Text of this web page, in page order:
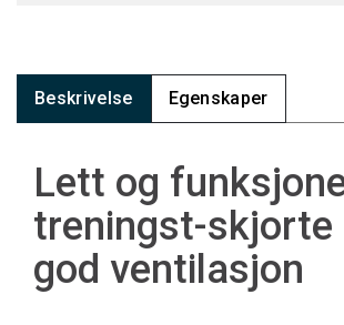
Beskrivelse Egenskaper
Lett og
treningst-skjorte
god ventilasjon